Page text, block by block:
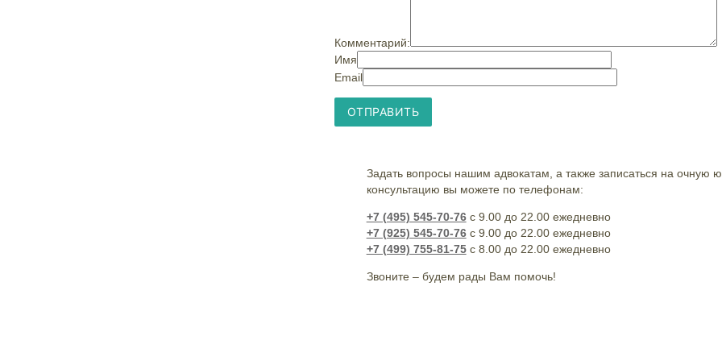
Комментарий:
Имя
Email
Задать вопросы нашим адвокатам, а также записаться на очную
консультацию вы можете по телефонам:
+7 (495) 545-70-76с 9.00 до 22.00 ежедневно
+7 (925) 545-70-76с 9.00 до 22.00 ежедневно
+7 (499) 755-81-75с 8.00 до 22.00 ежедневно
Звоните – будем рады Вам помочь!